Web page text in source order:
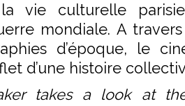
vie culturelle
mondiale. A
d’époque, le
d’une histoire
takes a look at